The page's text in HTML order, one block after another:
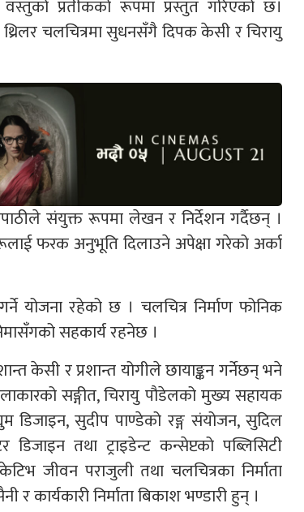
प्रतीकको रूपमा प्रस्तुत गरिएको छ।
चलचित्रमा सुधनसँगै दिपक केसी र चिरायु
संयुक्त रूपमा लेखन र निर्देशन गर्दैछन् ।
फरक अनुभूति दिलाउने अपेक्षा गरेको अर्का
योजना रहेको छ । चलचित्र निर्माण फोनिक
सहकार्य रहनेछ ।
केसी र प्रशान्त योगीले छायाङ्कन गर्नेछन् भने
सङ्गीत, चिरायु पौडेलको मुख्य सहायक
डिजाइन, सुदीप पाण्डेको रङ्ग संयोजन, सुदिल
तथा ट्राइडेन्ट कन्सेप्टको पब्लिसिटी
जीवन पराजुली तथा चलचित्रका निर्माता
कार्यकारी निर्माता बिकाश भण्डारी हुन् ।